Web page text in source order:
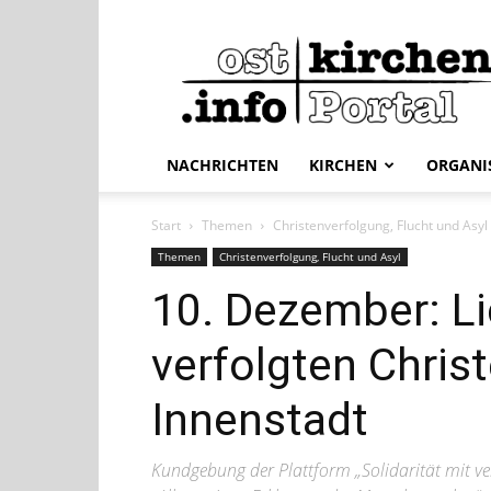
ostkirchen.info
NACHRICHTEN KIRCHEN
Start Themen Christenverfolgung, Flucht und Asyl
Themen Christenverfolgung, Flucht und Asyl
10. Dezember:
verfolgten
Innenstadt
Kundgebung der Plattform „Solidarität mit